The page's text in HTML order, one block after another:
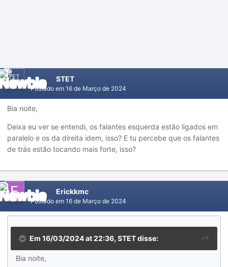
STET
Postado em 16 de Março de 2024
Bia noite,
Deixa eu ver se entendi, os falantes esquerda estão ligados em
paralelo e os da direita idem, isso? E tu percebe que os falantes
de trás estão tocando mais forte, isso?
Erickkmc
Postado em 16 de Março de 2024
Em 16/03/2024 at 22:36, STETdisse:
Bia noite,